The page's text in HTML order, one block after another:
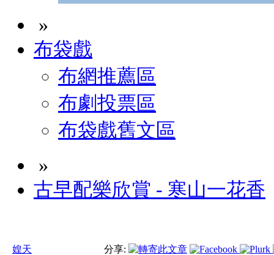
»
布袋戲
布網推薦區
布劇投票區
布袋戲舊文區
»
古早配樂欣賞 - 寒山一花香
媓天 分享: